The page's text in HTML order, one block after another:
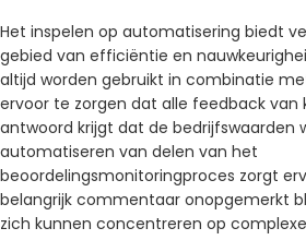
Het inspelen op automatisering biedt
gebied van efficiëntie en
altijd worden gebruikt in combinatie
ervoor te zorgen dat alle feedback
antwoord krijgt dat de bedrijfswaarden
automatiseren van delen van het
beoordelingsmonitoringproces zorgt
belangrijk commentaar onopgemerkt
zich kunnen concentreren op